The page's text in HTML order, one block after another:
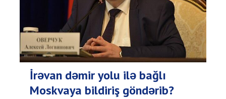
İrəvan dəmir yolu ilə bağlı
Moskvaya bildiriş göndərib?